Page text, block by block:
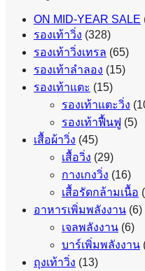
ON MID-YEAR SALE
รองเท้าวิ่ง (328)
รองเท้าวิ่งเทรล (65)
รองเท้าลำลอง (15)
รองเท้าแตะ (15)
รองเท้าแตะวิ่ง
รองเท้าฟื้นฟู (5)
เสื้อผ้าวิ่ง (45)
เสื้อวิ่ง (29)
กางเกงวิ่ง (16)
เสื้อรัดกล้ามเนื้อ
อาหารเพิ่มพลังงาน (6)
เจลพลังงาน (6)
บาร์เพิ่มพลังงาน
ถุงเท้าวิ่ง (13)